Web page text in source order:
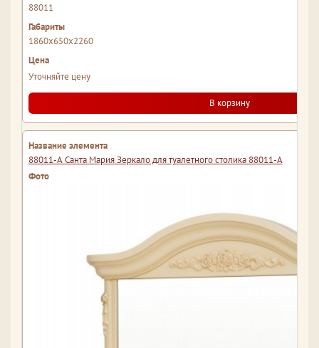
88011
1860x650x2260
Уточняйте цену
В корзину
88011-А Санта Мария Зеркало для туалетного столика 88011-А